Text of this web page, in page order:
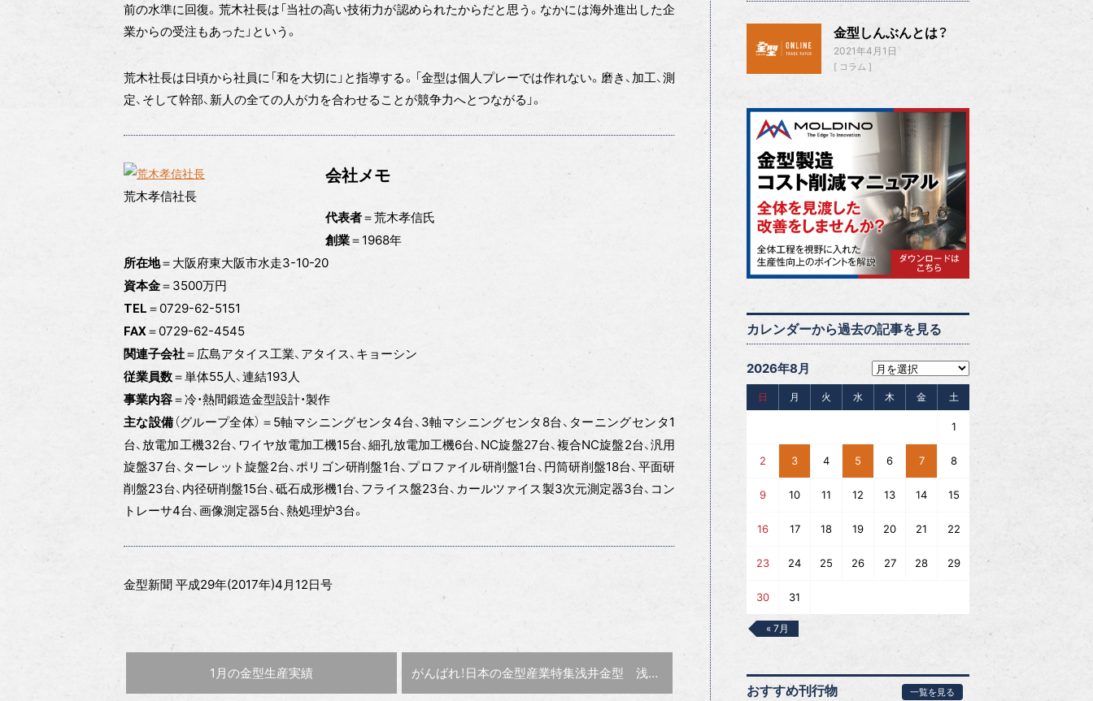
前の水準に回復。荒木社長は「当社の高い技術力が認められたからだと思う。なかには海外進出した企
業からの受注もあった」という。
荒木社長は日頃から社員に「和を大切に」と指導する。「金型は個人プレーでは作れない。磨き、加工、測
定、そして幹部、新人の全ての人が力を合わせることが競争力へとつながる」。
荒木孝信社長
会社メモ
代表者＝荒木孝信氏
創業＝1968年
所在地＝大阪府東大阪市水走3-10-20
資本金＝3500万円
TEL ＝0729-62-5151
FAX＝0729-62-4545
関連子会社＝広島アタイス工業、アタイス、キョーシン
従業員数＝単体55人、連結193人
事業内容＝冷・熱間鍛造金型設計・製作
主な設備 （グループ全体）＝5軸マシニングセンタ4台、3軸マシニングセンタ8台、ターニングセンタ1
台、放電加工機32台、ワイヤ放電加工機15台、細孔放電加工機6台、NC旋盤27台、複合NC旋盤2台、汎用
旋盤37台、ターレット旋盤2台、ポリゴン研削盤1台、プロファイル研削盤1台、円筒研削盤18台、平面研
削盤23台、内径研削盤15台、砥石成形機1台、フライス盤23台、カールツァイス製3次元測定器3台、コン
トレーサ4台、画像測定器5台、熱処理炉3台。
金型新聞 平成29年(2017年)4月12日号
前の記事 :
1月の金型生産実績 次の記事 :
がんばれ！日本の金型産業特集浅井金型 浅井 理男 社長
金型しんぶんとは？
2021年4月1日
コラム
カレンダーから過去の記事を見る
2026年8月
日 月 火 水 木 金 土
1
2 3 4 5 6 7 8
9 10 11 12 13 14 15
16 17 18 19 20 21 22
23 24 25 26 27 28 29
30 31
« 7月
おすすめ刊行物 一覧を見る